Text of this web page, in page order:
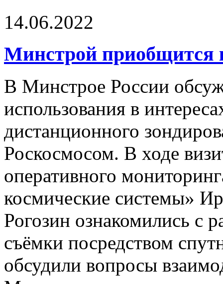
14.06.2022
Минстрой приобщится
В Минстрое России
использования в
дистанционного
Роскосмосом. В ходе
оперативного
космические системы»
Рогозин ознакомились с
съёмки посредством
обсудили вопросы